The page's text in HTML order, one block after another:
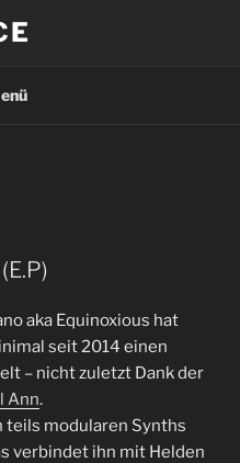
aka Equinoxious hat
seit 2014 einen
– nicht zuletzt Dank der
Ann.
teils modularen Synths
verbindet ihn mit Helden